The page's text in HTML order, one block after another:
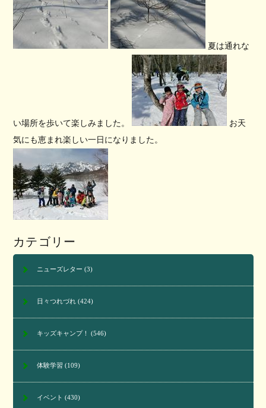
夏は通れな
い場所を歩いて楽しみました。
お天
気にも恵まれ楽しい一日になりました。
カテゴリー
ニューズレター (3)
日々つれづれ(424)
キッズキャンプ！ (546)
体験学習 (109)
イベント (430)